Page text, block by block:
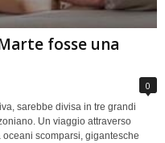
fosse una
0
sarebbe divisa in tre grandi
Un viaggio attraverso
scomparsi, gigantesche